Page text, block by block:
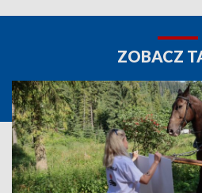
ZOBACZ